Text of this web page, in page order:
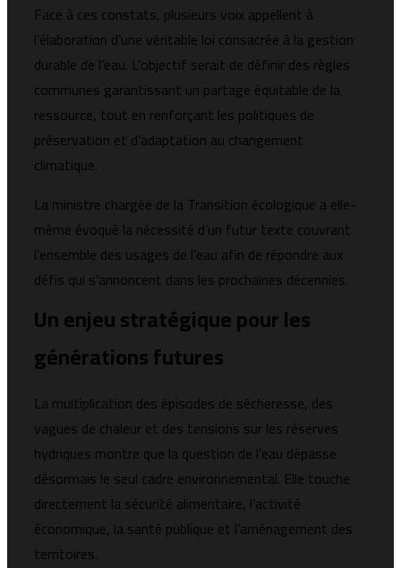
Face à ces constats, plusieurs voix appellent à
l’élaboration d’une véritable loi consacrée à la gestion
durable de l’eau. L’objectif serait de définir des règles
communes garantissant un partage équitable de la
ressource, tout en renforçant les politiques de
préservation et d’adaptation au changement
climatique.
La ministre chargée de la Transition écologique a elle-
même évoqué la nécessité d’un futur texte couvrant
l’ensemble des usages de l’eau afin de répondre aux
défis qui s’annoncent dans les prochaines décennies.
Un enjeu stratégique pour les
générations futures
La multiplication des épisodes de sécheresse, des
vagues de chaleur et des tensions sur les réserves
hydriques montre que la question de l’eau dépasse
désormais le seul cadre environnemental. Elle touche
directement la sécurité alimentaire, l’activité
économique, la santé publique et l’aménagement des
territoires.